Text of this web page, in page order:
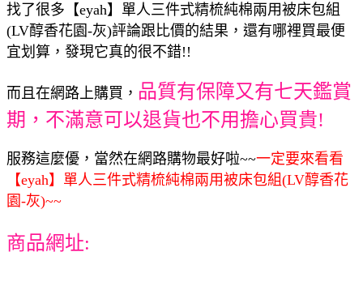
找了很多【eyah】單人三件式精梳純棉兩用被床包組
(LV醇香花園-灰)評論跟比價的結果，還有哪裡買最便
宜划算，發現它真的很不錯!!
而且在網路上購買， 品質有保障又有七天鑑賞
期，不滿意可以退貨也不用擔心買貴!
服務這麼優，當然在網路購物最好啦~~一定要來看看
【eyah】單人三件式精梳純棉兩用被床包組(LV醇香花
園-灰)~~
商品網址: